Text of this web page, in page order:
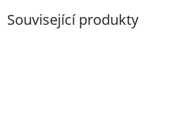
Související produkty